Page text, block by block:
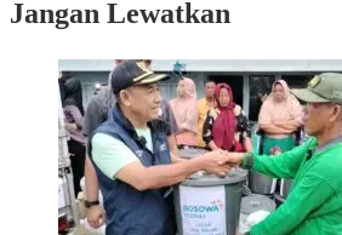
Jangan Lewatkan